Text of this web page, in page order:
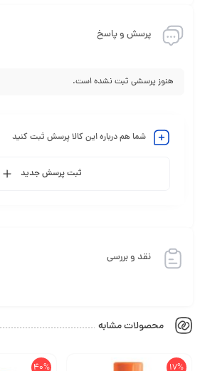
پرسش و پاسخ
هنوز پرسشی ثبت نشده است.
شما هم درباره این کالا پرسش ثبت کنید
ثبت پرسش جدید
نقد و بررسی
محصولات مشابه
17%
40%